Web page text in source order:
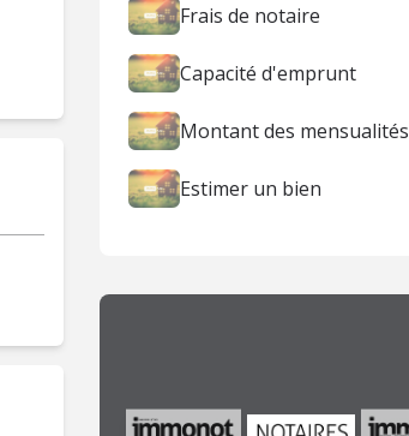
Frais de notaire
Capacité d'emprunt
Montant des mensualités
Estimer un bien